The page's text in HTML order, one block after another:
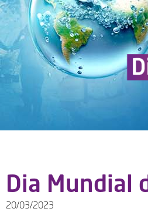
Dia Mundial
20/03/2023